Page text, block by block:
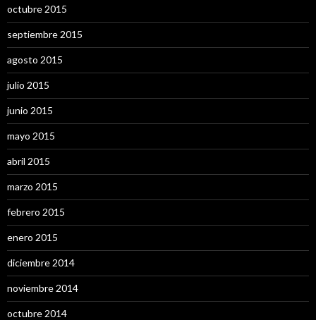
octubre 2015
septiembre 2015
agosto 2015
julio 2015
junio 2015
mayo 2015
abril 2015
marzo 2015
febrero 2015
enero 2015
diciembre 2014
noviembre 2014
octubre 2014